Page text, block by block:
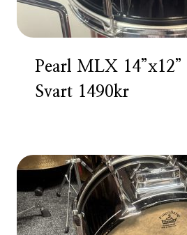
Pearl MLX
Svart 1490kr